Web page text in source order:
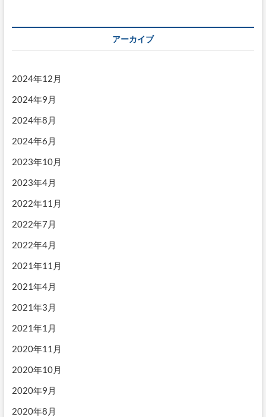
アーカイブ
2024年12月
2024年9月
2024年8月
2024年6月
2023年10月
2023年4月
2022年11月
2022年7月
2022年4月
2021年11月
2021年4月
2021年3月
2021年1月
2020年11月
2020年10月
2020年9月
2020年8月